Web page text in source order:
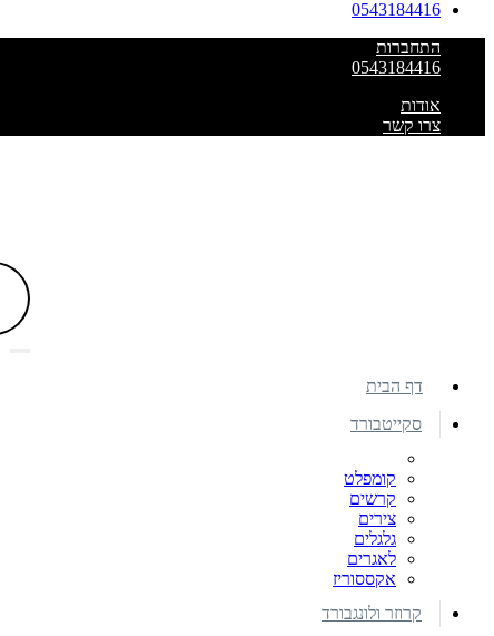
0543184416
התחברות
0543184416
אודות
צרו קשר
דף הבית
סקייטבורד
קומפלט
קרשים
צירים
גלגלים
לאגרים
אקססוריז
קרוזר ולונגבורד